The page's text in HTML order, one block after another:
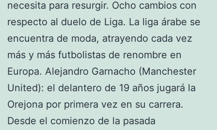
necesita para resurgir. Ocho cambios con
respecto al duelo de Liga. La liga árabe se
encuentra de moda, atrayendo cada vez
más y más futbolistas de renombre en
Europa. Alejandro Garnacho (Manchester
United): el delantero de 19 años jugará la
Orejona por primera vez en su carrera.
Desde el comienzo de la pasada